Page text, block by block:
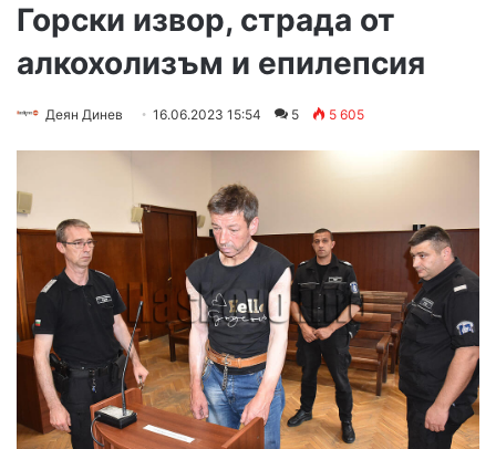
Горски извор, страда от
алкохолизъм и епилепсия
Деян Динев 16.06.2023 15:54 5 5 605